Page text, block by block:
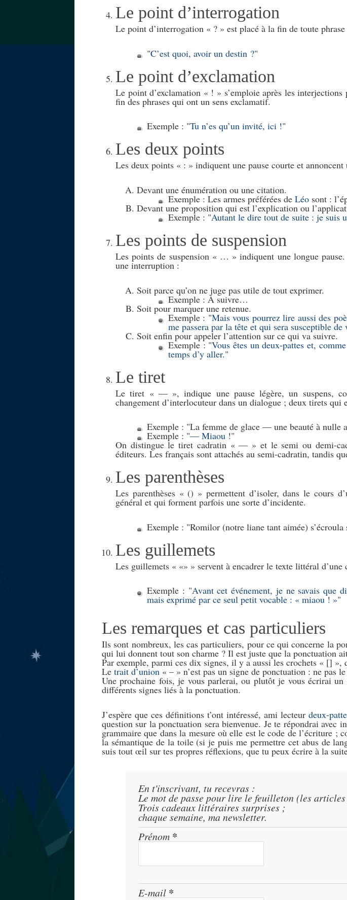
Le point d’interrogation
Le point d’interrogation « ? » est placé à la fin de toute
C’est quoi, avoir un destin ?
Le point d’exclamation
Le point d’exclamation « ! » s’emploie après les
fin des phrases qui ont un sens exclamatif.
Exemple : Tu n’es qu’un invité, ici !
Les deux points
Les deux points « : » indiquent une pause courte et
Devant une énumération ou une citation.
Exemple : Les armes préférées de Léo sont :
Devant une proposition qui est l’explication ou
Exemple : Autant le dire tout de suite : je suis
Les points de suspension
Les points de suspension « … » indiquent une longue
une interruption :
Soit parce qu’on ne juge pas utile de tout exprimer.
Exemple : À suivre…
Soit pour marquer une retenue.
Exemple : Mais vous pourrez lire aussi des
me passera par la tête et qui sera susceptible de
Soit enfin pour appeler l’attention sur ce qui va suivre.
Exemple : Vous êtes un deux-pattes et,
temps d’y aller.
Le tiret
Le tiret « — », indique une pause légère, un suspens,
changement d’interlocuteur dans un dialogue ; deux tirets qui
Exemple : La femme de glace — une beauté à nulle
Exemple : — Miaou !
On distingue le tiret cadratin « — » et le semi ou demi-
éditeurs. Les français sont attachés au semi-cadratin, tandis
Les parenthèses
Les parenthèses « () » permettent d’isoler, dans le cours
général et qui forment parfois une sorte d’incidente.
Exemple : Romilor (notre liane tant aimée) s’écroula
Les guillemets
Les guillemets « «» » servent à encadrer le texte littéral d’une
Exemple : Avant cet événement, je ne savais que
mais exprimé par ce seul petit vocable : « miaou ! »
Les remarques et cas particuliers
Ils sont nombreux, les cas particuliers, pour ce qui concerne la
qui lui donnent tout son charme ? Il est juste que la ponctuation
Par exemple, parmi ces dix signes, il y a aussi les crochets « [] »,
Le trait d’union « – » n’est pas un signe de ponctuation : ne pas
Une prochaine fois, je vous parlerai, ou plutôt je vous écrirai
différents signes liés à la ponctuation.
J’espère que ces définitions t’ont intéressé, ami lecteur deux-
question sur la ponctuation sera bienvenue. Je te répondrai avec
grammaire que dans la mesure où elle est le code de l’écriture ;
la sémantique de la toile (si je puis me permettre cet abus de
suis tout œil sur tes propres réflexions, que tu peux écrire à la
En t'inscrivant, tu recevras :
Le mot de passe pour lire le feuilleton (les
Trois cadeaux littéraires surprises ;
chaque semaine, ma newsletter.
Prénom *
E-mail *